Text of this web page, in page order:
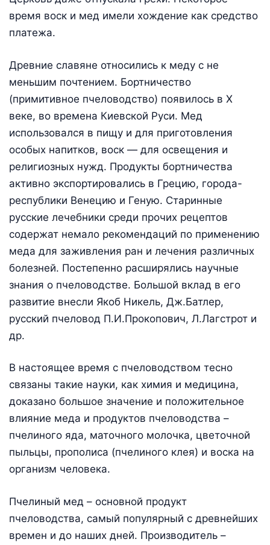
время воск и мед имели хождение как средство
платежа.
Древние славяне относились к меду с не
меньшим почтением. Бортничество
(примитивное пчеловодство) появилось в X
веке, во времена Киевской Руси. Мед
использовался в пищу и для приготовления
особых напитков, воск — для освещения и
религиозных нужд. Продукты бортничества
активно экспортировались в Грецию, города-
республики Венецию и Геную. Старинные
русские лечебники среди прочих рецептов
содержат немало рекомендаций по применению
меда для заживления ран и лечения различных
болезней. Постепенно расширялись научные
знания о пчеловодстве. Большой вклад в его
развитие внесли Якоб Никель, Дж.Батлер,
русский пчеловод П.И.Прокопович, Л.Лагстрот и
др.
В настоящее время с пчеловодством тесно
связаны такие науки, как химия и медицина,
доказано большое значение и положительное
влияние меда и продуктов пчеловодства –
пчелиного яда, маточного молочка, цветочной
пыльцы, прополиса (пчелиного клея) и воска на
организм человека.
Пчелиный мед – основной продукт
пчеловодства, самый популярный с древнейших
времен и до наших дней. Производитель –